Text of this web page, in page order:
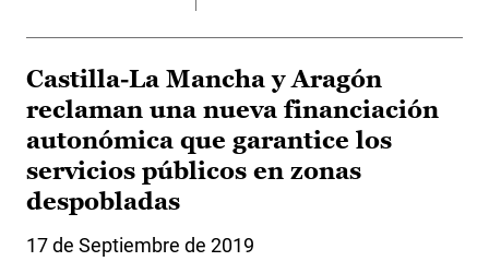
Castilla-La Mancha y Aragón
reclaman una nueva financiación
autonómica que garantice los
servicios públicos en zonas
despobladas
17 de Septiembre de 2019